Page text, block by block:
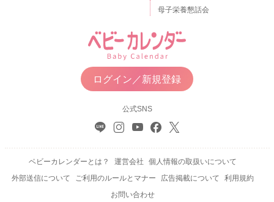
母子栄養懇話会
ログイン／新規登録
公式SNS
ベビーカレンダーとは？ 運営会社
個人情報の取扱いについて
外部送信について
ご利用のルールとマナー 広告掲載について
利用規約
お問い合わせ